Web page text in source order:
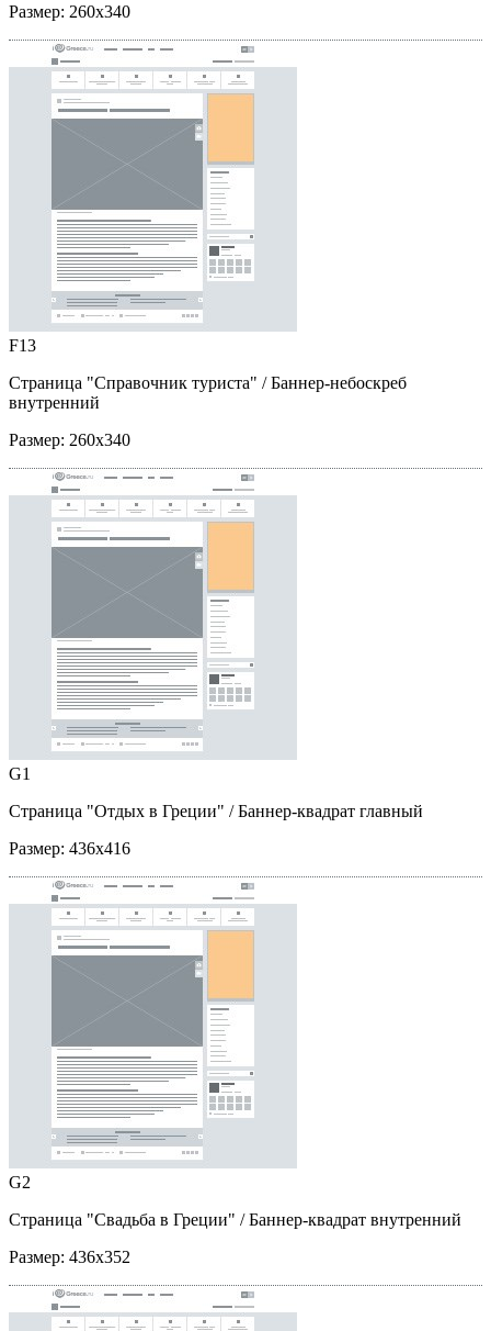
Размер: 260x340
F13
Страница "Справочник туриста" / Баннер-небоскреб
внутренний
Размер: 260x340
G1
Страница "Отдых в Греции" / Баннер-квадрат главный
Размер: 436x416
G2
Страница "Свадьба в Греции" / Баннер-квадрат внутренний
Размер: 436x352